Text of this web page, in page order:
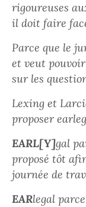
rigoureuses
il doit faire
Parce que le
et veut pouvoir
sur les
Lexing et
proposer
EARL[Y]gal
proposé tôt
journée de
EARlegal